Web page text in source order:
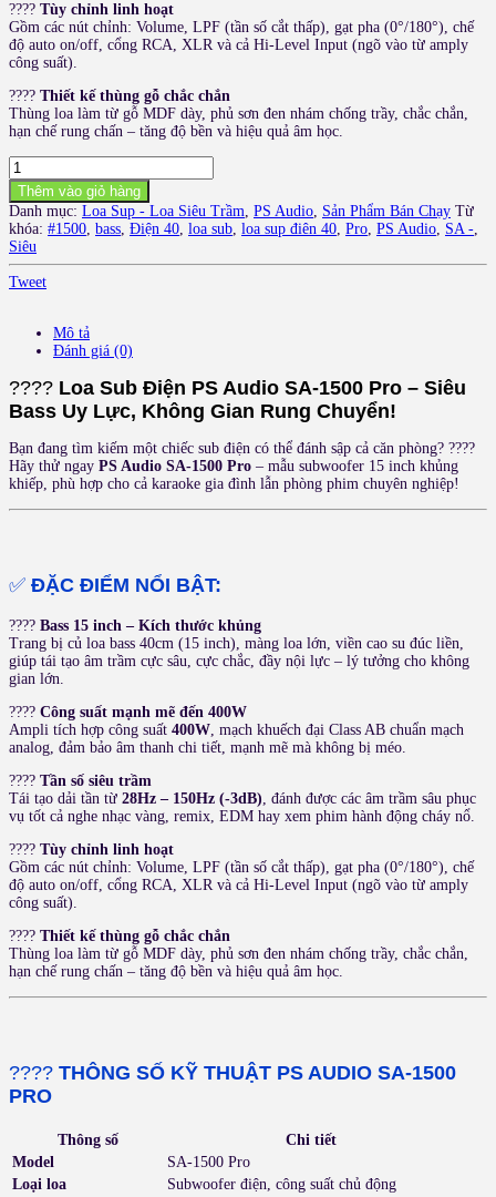
???? Tùy chỉnh linh hoạt
Gồm các nút chỉnh: Volume, LPF (tần số cắt thấp), gạt pha (0°/180°), chế
độ auto on/off, cổng RCA, XLR và cả Hi-Level Input (ngõ vào từ amply
công suất).
???? Thiết kế thùng gỗ chắc chắn
Thùng loa làm từ gỗ MDF dày, phủ sơn đen nhám chống trầy, chắc chắn,
hạn chế rung chấn – tăng độ bền và hiệu quả âm học.
Loa
Sub
Điện
40
PS
Audio
SA-
1500
lượng
Thêm vào giỏ hàng
Danh mục: Loa Sup - Loa Siêu Trầm, PS Audio, Sản Phẩm Bán Chạy Từ
khóa: #1500, bass, Điện 40, loa sub, loa sup điên 40, Pro, PS Audio, SA -,
Siêu
Tweet
Mô tả
Đánh giá (0)
???? Loa Sub Điện PS Audio SA-1500 Pro – Siêu
Bass Uy Lực, Không Gian Rung Chuyển!
Bạn đang tìm kiếm một chiếc sub điện có thể đánh sập cả căn phòng? ????
Hãy thử ngay PS Audio SA-1500 Pro – mẫu subwoofer 15 inch khủng
khiếp, phù hợp cho cả karaoke gia đình lẫn phòng phim chuyên nghiệp!
✅ ĐẶC ĐIỂM NỔI BẬT:
???? Bass 15 inch – Kích thước khủng
Trang bị củ loa bass 40cm (15 inch), màng loa lớn, viền cao su đúc liền,
giúp tái tạo âm trầm cực sâu, cực chắc, đầy nội lực – lý tưởng cho không
gian lớn.
???? Công suất mạnh mẽ đến 400W
Ampli tích hợp công suất 400W, mạch khuếch đại Class AB chuẩn mạch
analog, đảm bảo âm thanh chi tiết, mạnh mẽ mà không bị méo.
???? Tần số siêu trầm
Tái tạo dải tần từ 28Hz – 150Hz (-3dB), đánh được các âm trầm sâu phục
vụ tốt cả nghe nhạc vàng, remix, EDM hay xem phim hành động cháy nổ.
???? Tùy chỉnh linh hoạt
Gồm các nút chỉnh: Volume, LPF (tần số cắt thấp), gạt pha (0°/180°), chế
độ auto on/off, cổng RCA, XLR và cả Hi-Level Input (ngõ vào từ amply
công suất).
???? Thiết kế thùng gỗ chắc chắn
Thùng loa làm từ gỗ MDF dày, phủ sơn đen nhám chống trầy, chắc chắn,
hạn chế rung chấn – tăng độ bền và hiệu quả âm học.
???? THÔNG SỐ KỸ THUẬT PS AUDIO SA-1500
PRO
Thông số
Chi tiết
Model
SA-1500 Pro
Loại loa
Subwoofer điện, công suất chủ động